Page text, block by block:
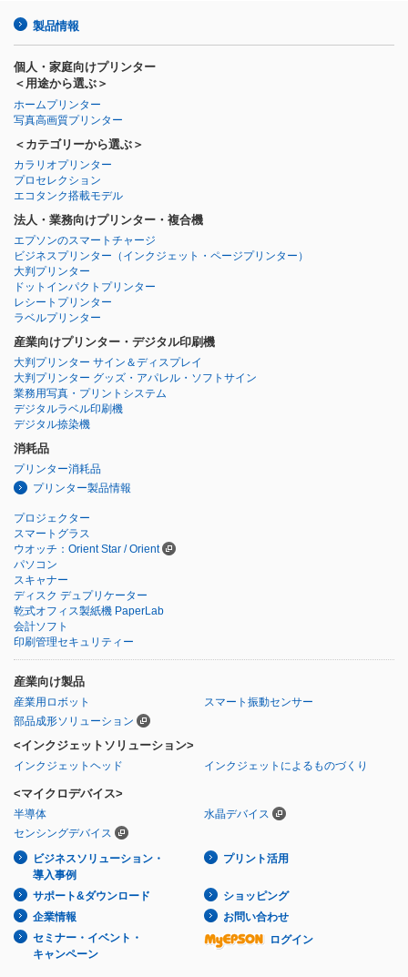
製品情報
個人・家庭向けプリンター
＜用途から選ぶ＞
ホームプリンター
写真高画質プリンター
＜カテゴリーから選ぶ＞
カラリオプリンター
プロセレクション
エコタンク搭載モデル
法人・業務向けプリンター・複合機
エプソンのスマートチャージ
ビジネスプリンター （インクジェット・ページプリンター）
大判プリンター
ドットインパクトプリンター
レシートプリンター
ラベルプリンター
産業向けプリンター・デジタル印刷機
大判プリンター サイン＆ディスプレイ
大判プリンター グッズ・アパレル・ソフトサイン
業務用写真・プリントシステム
デジタルラベル印刷機
デジタル捺染機
消耗品
プリンター消耗品
プリンター製品情報
プロジェクター
スマートグラス
ウオッチ：Orient Star / Orient
パソコン
スキャナー
ディスク デュプリケーター
乾式オフィス製紙機 PaperLab
会計ソフト
印刷管理セキュリティー
産業向け製品
産業用ロボット
スマート振動センサー
部品成形ソリューション
<インクジェットソリューション>
インクジェットヘッド インクジェットによるものづくり
<マイクロデバイス>
半導体
水晶デバイス
センシングデバイス
ビジネスソリューション・
導入事例
プリント活用
サポート&ダウンロード
ショッピング
企業情報
お問い合わせ
セミナー・イベント・
キャンペーン
ログイン